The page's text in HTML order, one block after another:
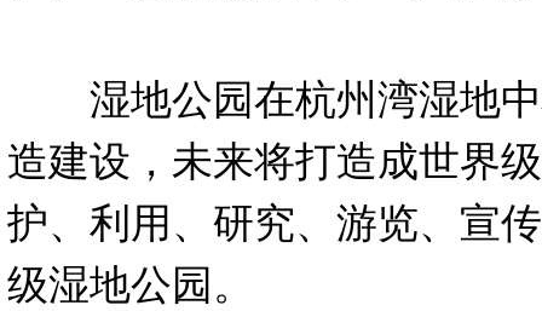
湿地公园在杭州湾湿地中
造建设，未来将打造成世界
护、利用、研究、游览、宣
级湿地公园。